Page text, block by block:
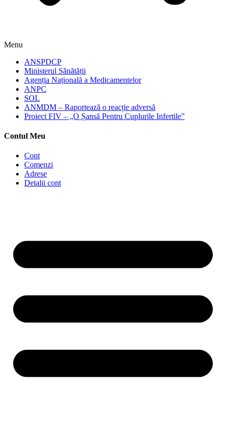
Menu
ANSPDCP
Ministerul Sănătății
Agenția Națională a Medicamentelor
ANPC
SOL
ANMDM – Raportează o reacție adversă
Proiect FIV – „O Șansă Pentru Cuplurile Infertile”
Contul Meu
Cont
Comenzi
Adrese
Detalii cont